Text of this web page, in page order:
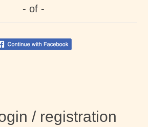
- of -
/ registration